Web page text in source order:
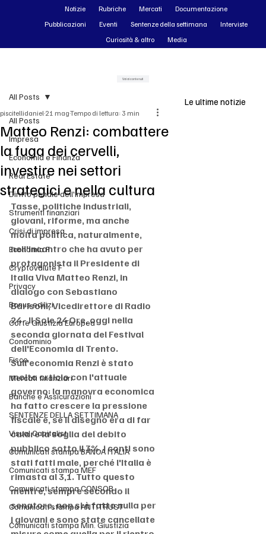
All Posts
Impresa
Economia e Finanza
Real Estate
Diritto penale dell'impresa
Strumenti finanziari
Crisi di impresa
Economia F
Cryptovalute F
Privacy
Bonus edilizi
Corte Giustizia Europea
Condominio
Fisco
Mercati finanziari
Banche e Assicurazioni
SENTENZE DELLA SETTIMANA
Visual Capitalist
Comunicati stampa BANCA ITALIA
Comunicati stampa MEF
Comunicati stampa CONSOB
Comunicati stampa ANTITRUST
Comunicati stampa Min. Giustizia
All Posts
Matteo Renzi: combattere
la fuga dei cervelli,
investire nei settori
strategici e nella cultura
piscitellidaniel 21 magTempo di lettura: 3 min
Tasse, politiche industriali,
giovani, riforme, ma anche
molta politica, naturalmente,
nell'incontro che ha avuto per
protagonista il Presidente di
Italia Viva Matteo Renzi, in
dialogo con Sebastiano
Barisoni, Vicedirettore di Radio
24 - Il Sole 24 Ore, oggi nella
seconda giornata del Festival
dell'Economia di Trento.
Sull'economia Renzi è stato
molto crticio con l'attuale
governo: la manovra economica
ha fatto crescere la pressione
fiscale e, se il disegno era di far
calare la soglia del debito
pubblico sotto il 3%, i conti sono
stati fatti male, perché l'Italia è
rimasta al 3,1. Tutto questo
mentre, sempre secondo il
senatore, non si è fatto nulla per
i giovani e sono state cancellate
Le ultime notizie
Notizie Rubriche Mercati
Documentazione
Pubblicazioni
Eventi Sentenze della settimana
Interviste
Curiosità & altro
Media
Vai ai contenuti